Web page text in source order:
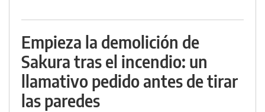
Empieza la demolición de
Sakura tras el incendio: un
llamativo pedido antes de tirar
las paredes